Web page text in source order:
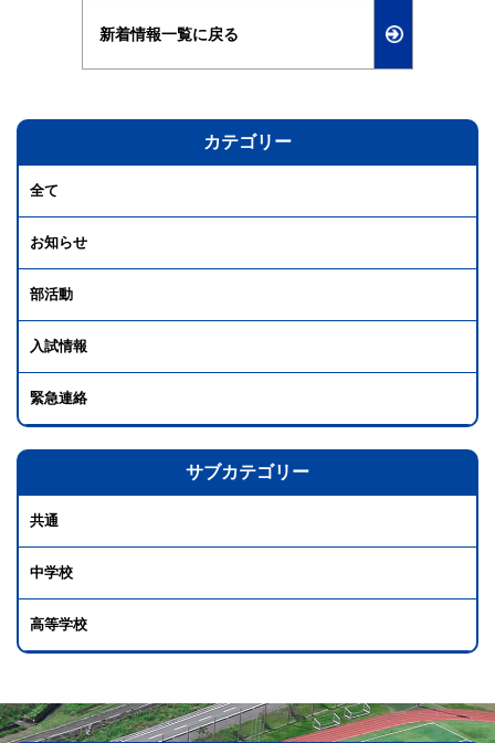
新着情報一覧に戻る
カテゴリー
全て
お知らせ
部活動
入試情報
緊急連絡
サブカテゴリー
共通
中学校
高等学校